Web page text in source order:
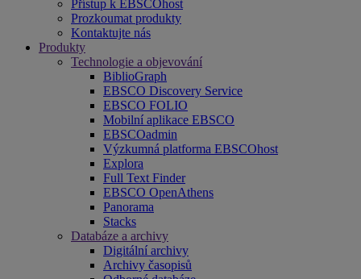
Přístup k EBSCOhost
Prozkoumat produkty
Kontaktujte nás
Produkty
Technologie a objevování
BiblioGraph
EBSCO Discovery Service
EBSCO FOLIO
Mobilní aplikace EBSCO
EBSCOadmin
Výzkumná platforma EBSCOhost
Explora
Full Text Finder
EBSCO OpenAthens
Panorama
Stacks
Databáze a archivy
Digitální archivy
Archivy časopisů